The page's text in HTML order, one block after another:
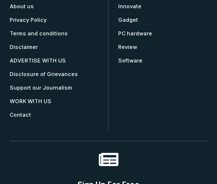
About us
Privacy Policy
Terms and conditions
Disclaimer
ADVERTISE WITH US
Disclosure of Grievances
Support our Journalism
WORK WITH US
Contact
Innovate
Gadget
PC hardware
Review
Software